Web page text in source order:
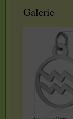
Galerie